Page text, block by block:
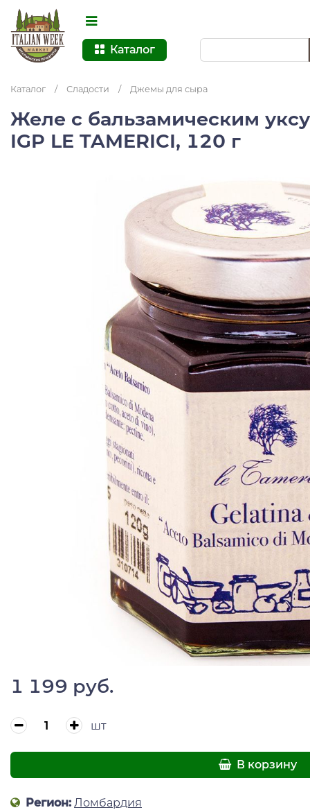
Каталог
Каталог / Сладости / Джемы для сыра
Желе с бальзамическим
IGP LE TAMERICI, 120 г
1 199 руб.
шт
В корзину
Регион: Ломбардия